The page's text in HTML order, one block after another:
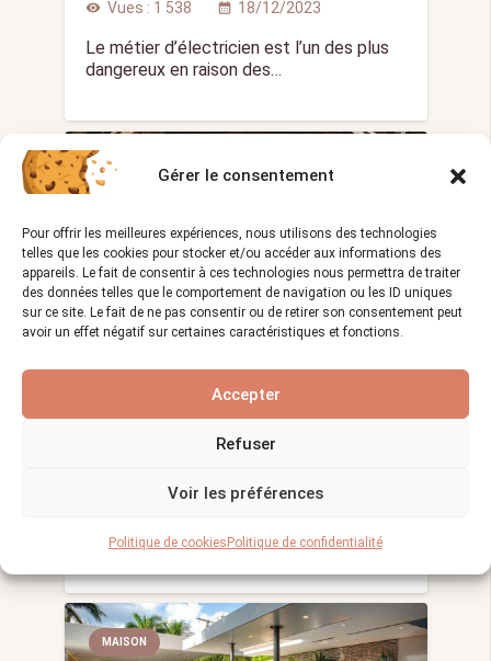
Gérer le consentement
Pour offrir les meilleures expériences, nous utilisons des technologies
telles que les cookies pour stocker et/ou accéder aux informations des
appareils. Le fait de consentir à ces technologies nous permettra de traiter
des données telles que le comportement de navigation ou les ID uniques
sur ce site. Le fait de ne pas consentir ou de retirer son consentement peut
avoir un effet négatif sur certaines caractéristiques et fonctions.
Accepter
Refuser
Voir les préférences
Politique de cookies Politique de confidentialité
visibility Vues : 1 538 calendar_month 18/12/2023
Le métier d’électricien est l’un des plus
dangereux en raison des…
LE MÉTIER CHARPENTIER
conseils d’experts et bonnes
de toute construction. Elle soutient…
MAISON